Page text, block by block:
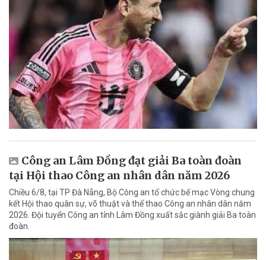
Công an Lâm Đồng đạt giải Ba toàn đoàn
tại Hội thao Công an nhân dân năm 2026
Chiều 6/8, tại TP Đà Nẵng, Bộ Công an tổ chức bế mạc Vòng chung
kết Hội thao quân sự, võ thuật và thể thao Công an nhân dân năm
2026. Đội tuyển Công an tỉnh Lâm Đồng xuất sắc giành giải Ba toàn
đoàn.